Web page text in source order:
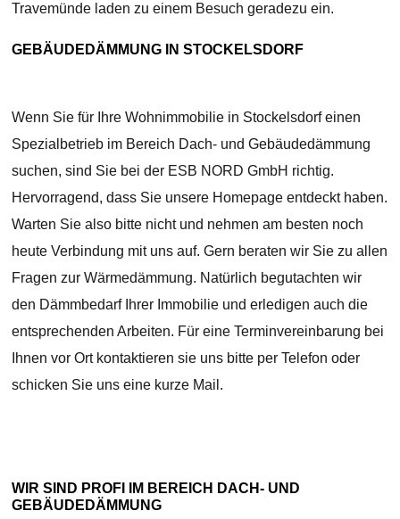
Travemünde laden zu einem Besuch geradezu ein.
GEBÄUDEDÄMMUNG IN STOCKELSDORF
Wenn Sie für Ihre Wohnimmobilie in Stockelsdorf einen
Spezialbetrieb im Bereich Dach- und Gebäudedämmung
suchen, sind Sie bei der ESB NORD GmbH richtig.
Hervorragend, dass Sie unsere Homepage entdeckt haben.
Warten Sie also bitte nicht und nehmen am besten noch
heute Verbindung mit uns auf. Gern beraten wir Sie zu allen
Fragen zur Wärmedämmung. Natürlich begutachten wir
den Dämmbedarf Ihrer Immobilie und erledigen auch die
entsprechenden Arbeiten. Für eine Terminvereinbarung bei
Ihnen vor Ort kontaktieren sie uns bitte per Telefon oder
schicken Sie uns eine kurze Mail.
WIR SIND PROFI IM BEREICH DACH- UND
GEBÄUDEDÄMMUNG